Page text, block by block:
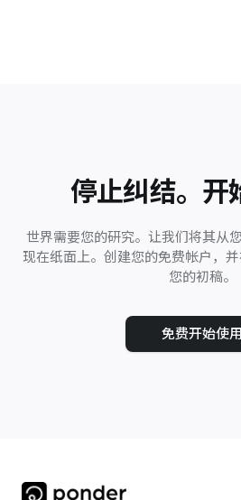
停止纠结。开
世界需要您的研究。让我们将其从
现在纸面上。创建您的免费帐户，
您的初稿。
免费开始使用